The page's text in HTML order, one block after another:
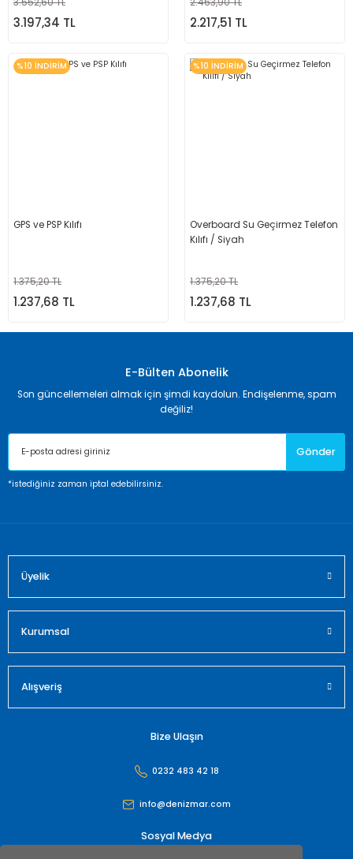
3.197,34 TL 2.217,51 TL
%10 İNDİRİM
GPS ve PSP Kılıfı
1.375,20 TL
1.237,68 TL
%10 İNDİRİM
Overboard Su Geçirmez Telefon
Kılıfı / Siyah
1.375,20 TL
1.237,68 TL
E-Bülten Abonelik
Son güncellemeleri almak için şimdi kaydolun. Endişelenme, spam
değiliz!
Gönder
*istediğiniz zaman iptal edebilirsiniz.
Üyelik
Kurumsal
Alışveriş
Bize Ulaşın
0232 483 42 18
info@denizmar.com
Sosyal Medya